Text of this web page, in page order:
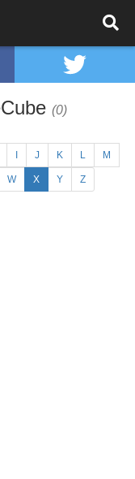
(0)
J K L M
W X Y Z